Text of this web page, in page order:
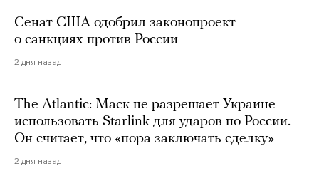
Сенат США одобрил законопроект
о санкциях против России
2 дня назад
The Atlantic: Маск не разрешает Украине
использовать Starlink для ударов по России.
Он считает, что «пора заключать сделку»
2 дня назад